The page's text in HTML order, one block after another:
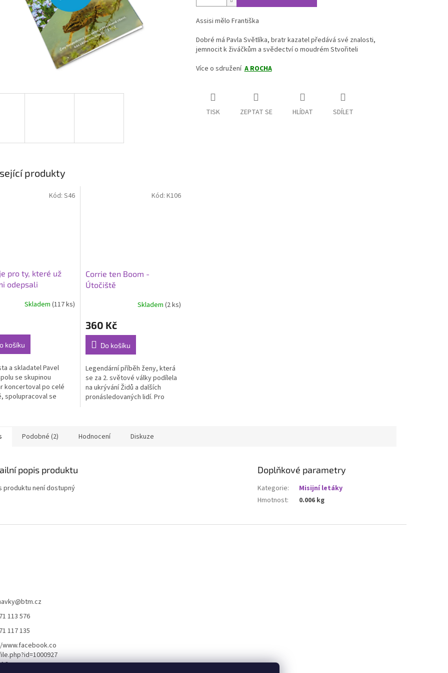
Assisi mělo Františka
Dobré má Pavla Světlíka, bratr kazatel předává své znalosti,
jemnocit k živáčkům a svědectví o moudrém Stvořiteli
Více o sdruženíA ROCHA
TISK ZEPTAT SE HLÍDAT SDÍLET
produkty
pro ty, které už
odepsali
Skladem (117 ks)
košíku
a skladatel Pavel
se skupinou
koncertoval po celé
spolupracoval se
Kód: S46
Corrie ten Boom -
Útočiště
produktu
je
5,0
z
hvězdiček.
Skladem (2 ks)
360 Kč
Do košíku
Legendární příběh ženy, která
se za 2. světové války podílela
na ukrývání Židů a dalších
pronásledovaných lidí. Pro
Kód: K106
Podobné (2) Hodnocení Diskuze
popis produktu
produktu není dostupný
Doplňkové parametry
Kategorie:
Misijní letáky
Hmotnost: 0.006 kg
@btm.cz
113 576
117 135